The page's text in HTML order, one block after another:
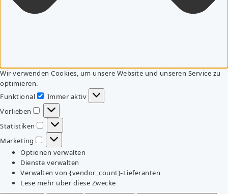
Wir verwenden Cookies, um unsere Website und unseren Service zu
optimieren.
Funktional
Funktional
Immer aktiv
Vorlieben
Vorlieben
Statistiken
Statistiken
Marketing
Marketing
Optionen verwalten
Dienste verwalten
Verwalten von {vendor_count}-Lieferanten
Lese mehr über diese Zwecke